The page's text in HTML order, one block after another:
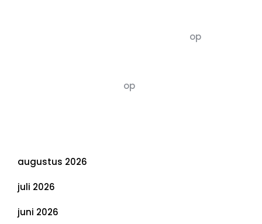
op
op
augustus 2026
juli 2026
juni 2026